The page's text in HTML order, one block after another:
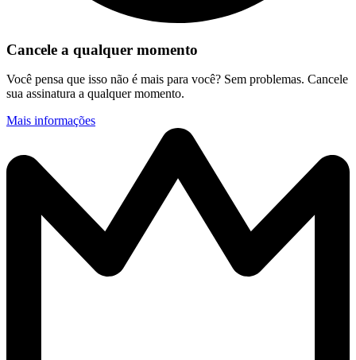
Cancele a qualquer momento
Você pensa que isso não é mais para você? Sem problemas. Cancele
sua assinatura a qualquer momento.
Mais informações